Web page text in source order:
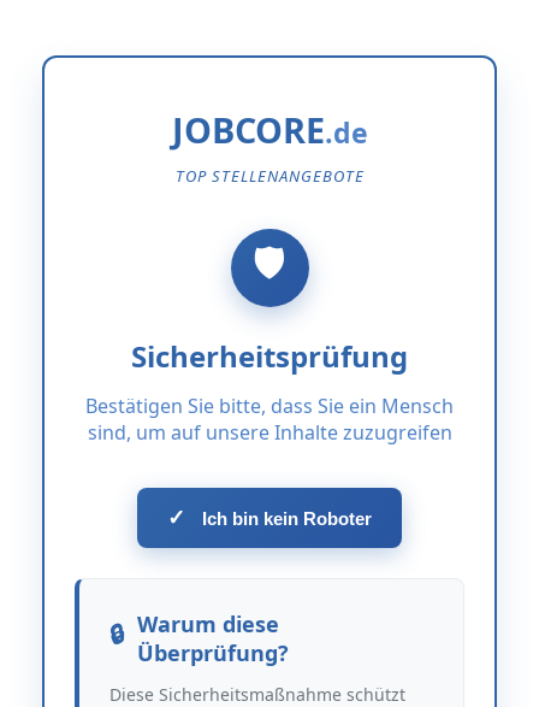
JOBCORE
TOP STELLENANGEBOTE
Sicherheitsprüfung
Bestätigen Sie bitte, dass Sie ein Mensch
sind, um auf unsere Inhalte zuzugreifen
✓ Ich bin kein Roboter
Warum diese
Überprüfung?
Diese Sicherheitsmaßnahme schützt